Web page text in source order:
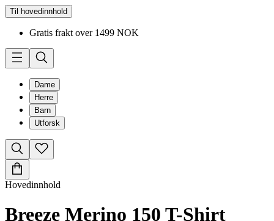
Til hovedinnhold
Gratis frakt over 1499 NOK
Dame
Herre
Barn
Utforsk
Hovedinnhold
Breeze Merino 150 T-Shirt